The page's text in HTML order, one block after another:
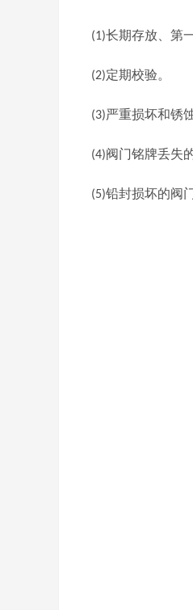
(1)长期存放、第
(2)定期校验。
(3)严重损坏和锈
(4)阀门铭牌丢失
(5)铅封损坏的阀门